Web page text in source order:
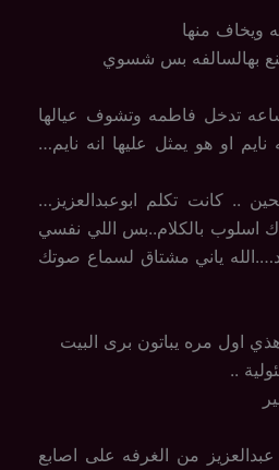
ويخاف منها
بهالسالفه بس شسوي
تدخل فاطمه وتشوف عيالها
او هو يمثل عليها انه نايم…
.. كانت تكلم ابوعبدالعزيز…
اسلوب بالكلام..بس اللي نفسي
ياني مشتاق لسماع صوتك
اول مره يباتون برى البيت
..
من الغرفه على اصابع